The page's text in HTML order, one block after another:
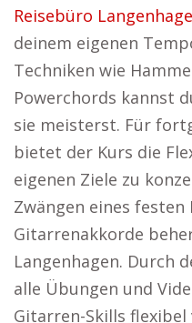
Reisebüro
deinem eigenen
Techniken wie
Powerchords kannst
sie meisterst. Für
bietet der Kurs die
eigenen Ziele zu
Zwängen eines festen
Gitarrenakkorde
Langenhagen. Durch
alle Übungen und
Gitarren-Skills flexibel